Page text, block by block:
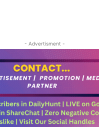
- Advertisment -